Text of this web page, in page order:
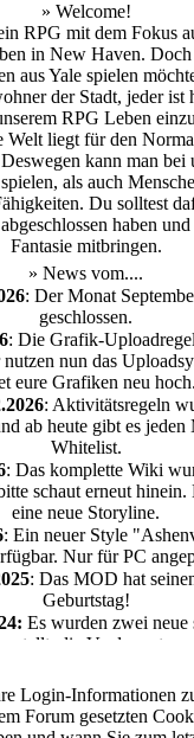
» Welcome!
RPG mit dem Fokus
in New Haven.
aus Yalespielen
der Stadt, jeder ist
RPG Leben
Welt liegt für den
kann man bei
spielen, als auch
. Du solltest
haben
Fantasie mitbringen.
» News vom....
: Der Monat
geschlossen.
: Die Grafik-
nutzen nun das
eure Grafiken neu hoch.
: Aktivitätsregeln
ab heute gibt es jeden
Whitelist.
: Das komplette Wiki
schaut erneut hinein.
eine neue Storyline.
: Ein neuer Style
Nur für PC
: Das MOD hat
Geburtstag!
Es wurden zwei neue
die Verdammten
August, September
spielbar. Die
auf dem Campus ein!
Login-Informationen
Forum gesetzten